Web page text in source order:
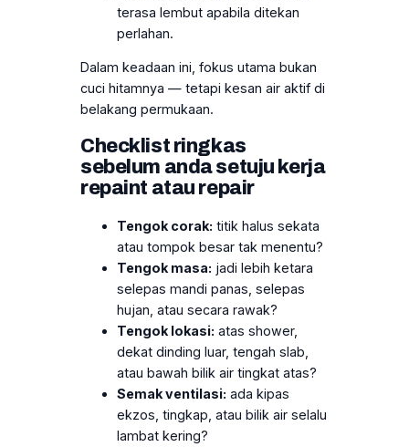
terasa lembut apabila ditekan
perlahan.
Dalam keadaan ini, fokus utama bukan
cuci hitamnya — tetapi kesan air aktif di
belakang permukaan.
Checklist ringkas
sebelum anda setuju kerja
repaint atau repair
Tengok corak: titik halus sekata
atau tompok besar tak menentu?
Tengok masa: jadi lebih ketara
selepas mandi panas, selepas
hujan, atau secara rawak?
Tengok lokasi: atas shower,
dekat dinding luar, tengah slab,
atau bawah bilik air tingkat atas?
Semak ventilasi: ada kipas
ekzos, tingkap, atau bilik air selalu
lambat kering?